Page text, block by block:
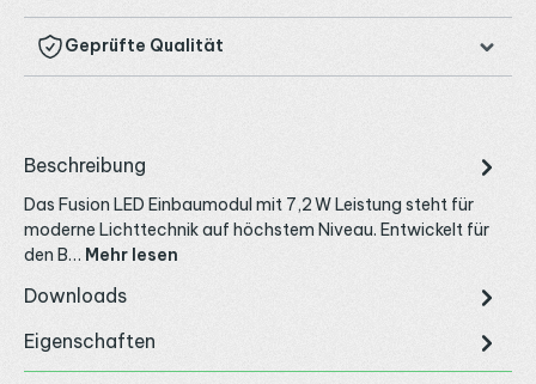
Geprüfte Qualität
Beschreibung
Das Fusion LED Einbaumodul mit 7,2 W Leistung steht für
moderne Lichttechnik auf höchstem Niveau. Entwickelt für
den B… Mehr lesen
Downloads
Eigenschaften